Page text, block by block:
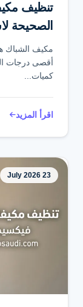
تنظيف
الصحيحة
المكيف
مكيف الشباك
أقصى درجات
كميات...
اقرأ المزيد
23 July 2026